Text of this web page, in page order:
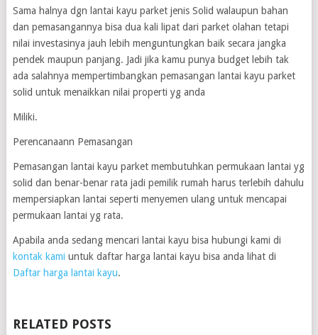
Sama halnya dgn lantai kayu parket jenis Solid walaupun bahan
dan pemasangannya bisa dua kali lipat dari parket olahan tetapi
nilai investasinya jauh lebih menguntungkan baik secara jangka
pendek maupun panjang. Jadi jika kamu punya budget lebih tak
ada salahnya mempertimbangkan pemasangan lantai kayu parket
solid untuk menaikkan nilai properti yg anda
Miliki.
Perencanaann Pemasangan
Pemasangan lantai kayu parket membutuhkan permukaan lantai yg
solid dan benar-benar rata jadi pemilik rumah harus terlebih dahulu
mempersiapkan lantai seperti menyemen ulang untuk mencapai
permukaan lantai yg rata.
Apabila anda sedang mencari lantai kayu bisa hubungi kami di
kontak kami untuk daftar harga lantai kayu bisa anda lihat di
Daftar harga lantai kayu.
RELATED POSTS